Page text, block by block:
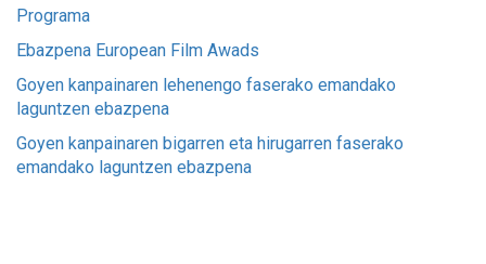
Programa
Ebazpena European Film Awads
Goyen kanpainaren lehenengo faserako emandako
laguntzen ebazpena
Goyen kanpainaren bigarren eta hirugarren faserako
emandako laguntzen ebazpena